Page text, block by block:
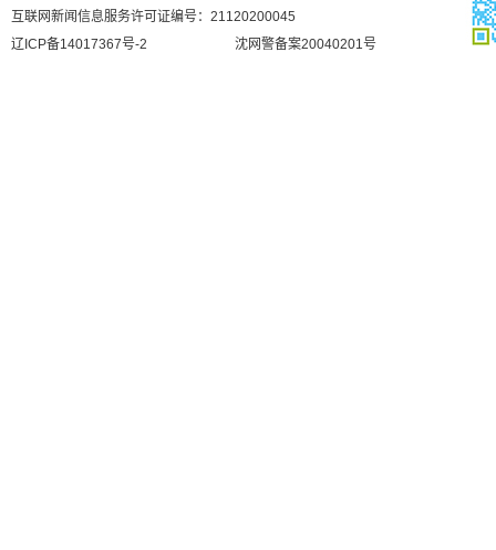
互联网新闻信息服务许可证编号：21120200045
辽ICP备14017367号-2
沈网警备案20040201号